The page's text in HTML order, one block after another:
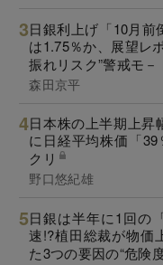
日銀利上げ「10月前
は1.75％か、展望レ
振れリスク”警戒モ－
森田京平
日本株の上半期上昇
に日経平均株価「39
クリ
野口悠紀雄
日銀は半年に1回の
速!?植田総裁が物価
た3つの要因の“危険